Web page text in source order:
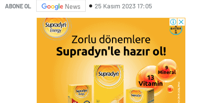
ABONE OL News 25 Kasım 2023 17:05